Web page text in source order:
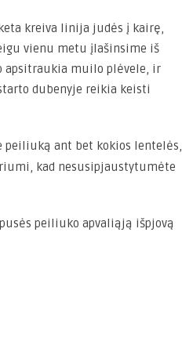
kreiva linija judės į kairę,
vienu metu įlašinsime iš
apsitraukia muilo plėvele, ir
dubenyje reikia keisti
ant bet kokios lentelės,
kad nesusipjaustytumėte
peiliuko apvaliąją išpjovą